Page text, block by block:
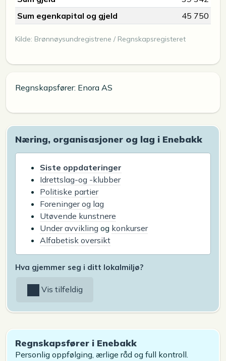
Sum egenkapital og gjeld
45 750
Kilde: Brønnøysundregistrene / Regnskapsregisteret
Regnskapsfører: Enora AS
Næring, organisasjoner og lag i Enebakk
Siste oppdateringer
Idrettslag-og -klubber
Politiske partier
Foreninger og lag
Utøvende kunstnere
Under avvikling og konkurser
Alfabetisk oversikt
Hva gjemmer seg i ditt lokalmiljø?
Vis tilfeldig
Regnskapsfører i Enebakk
Personlig oppfølging, ærlige råd og full kontroll.